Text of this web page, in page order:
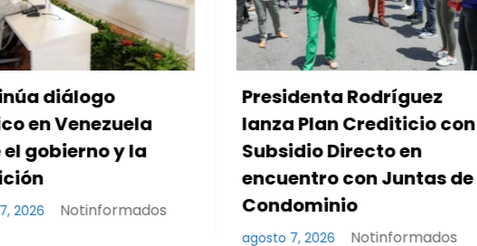
Presidenta Rodríguez
lanza Plan Crediticio con
Subsidio Directo en
encuentro con Juntas de
Condominio
Dirigentes
locales activan el
encuentro
a Venezuela» para
impulsar propuestas
desde las